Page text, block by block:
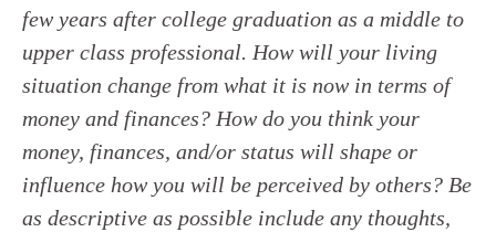
few years after college graduation as a middle to
upper class professional. How will your living
situation change from what it is now in terms of
money and finances? How do you think your
money, finances, and/or status will shape or
influence how you will be perceived by others? Be
as descriptive as possible include any thoughts,